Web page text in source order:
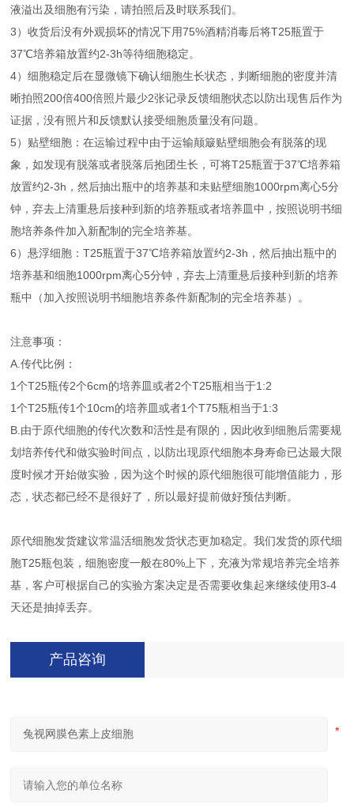
液溢出及细胞有污染，请拍照后及时联系我们。
3）收货后没有外观损坏的情况下用75%酒精消毒后将T25瓶置于
37℃培养箱放置约2-3h等待细胞稳定。
4）细胞稳定后在显微镜下确认细胞生长状态，判断细胞的密度并清
晰拍照200倍400倍照片最少2张记录反馈细胞状态以防出现售后作为
证据，没有照片和反馈默认接受细胞质量没有问题。
5）贴壁细胞：在运输过程中由于运输颠簸贴壁细胞会有脱落的现
象，如发现有脱落或者脱落后抱团生长，可将T25瓶置于37℃培养箱
放置约2-3h，然后抽出瓶中的培养基和未贴壁细胞1000rpm离心5分
钟，弃去上清重悬后接种到新的培养瓶或者培养皿中，按照说明书细
胞培养条件加入新配制的完全培养基。
6）悬浮细胞：T25瓶置于37℃培养箱放置约2-3h，然后抽出瓶中的
培养基和细胞1000rpm离心5分钟，弃去上清重悬后接种到新的培养
瓶中（加入按照说明书细胞培养条件新配制的完全培养基）。
注意事项：
A.传代比例：
1个T25瓶传2个6cm的培养皿或者2个T25瓶相当于1:2
1个T25瓶传1个10cm的培养皿或者1个T75瓶相当于1:3
B.由于原代细胞的传代次数和活性是有限的，因此收到细胞后需要规
划培养传代和做实验时间点，以防出现原代细胞本身寿命已达最大限
度时候才开始做实验，因为这个时候的原代细胞很可能增值能力，形
态，状态都已经不是很好了，所以最好提前做好预估判断。
原代细胞发货建议常温活细胞发货状态更加稳定。我们发货的原代细
胞T25瓶包装，细胞密度一般在80%上下，充液为常规培养完全培养
基，客户可根据自己的实验方案决定是否需要收集起来继续使用3-4
天还是抽掉丢弃。
产品咨询